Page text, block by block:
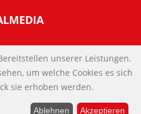
NachDenkSeiten
Mail-Signaturen
Sie Online
unserer Leistungen.
um welche Cookies es sich
sie erhoben werden.
Ablehnen Akzeptieren